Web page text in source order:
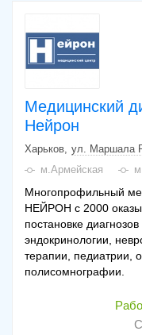
Медицинский
Нейрон
Харьков ул. Маршала
м.Армейская
Многопрофильный
НЕЙРОН с 2000
постановке
эндокринологии,
терапии, педиатрии,
полисомнографии.